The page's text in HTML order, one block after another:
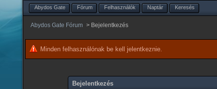
Abydos Gate Fórum Felhasználók Naptár Keresés
Abydos Gate Fórum > Bejelentkezés
Minden felhasználónak be kell jelentkeznie.
Bejelentkezés